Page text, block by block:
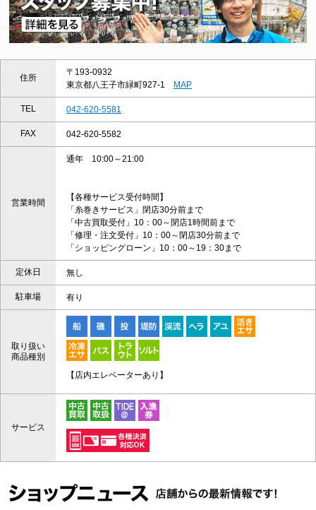
住所
〒193-0932
東京都八王子市緑町927-1 MAP
TEL 042-620-5581
FAX 042-620-5582
営業時間
通年 10:00～21:00
【各種サービス受付時間】
「糸巻きサービス」閉店30分前まで
「中古買取受付」10：00～閉店1時間前まで
「修理・注文受付」10：00～閉店30分前まで
「ショッピングローン」10：00～19：30まで
定休日 無し
駐車場 有り
取り扱い
商品種別
【店内エレベーターあり】
サービス